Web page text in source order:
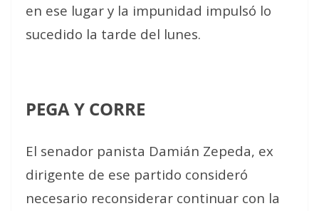
en ese lugar y la impunidad impulsó lo
sucedido la tarde del lunes.
PEGA Y CORRE
El senador panista Damián Zepeda, ex
dirigente de ese partido consideró
necesario reconsiderar continuar con la